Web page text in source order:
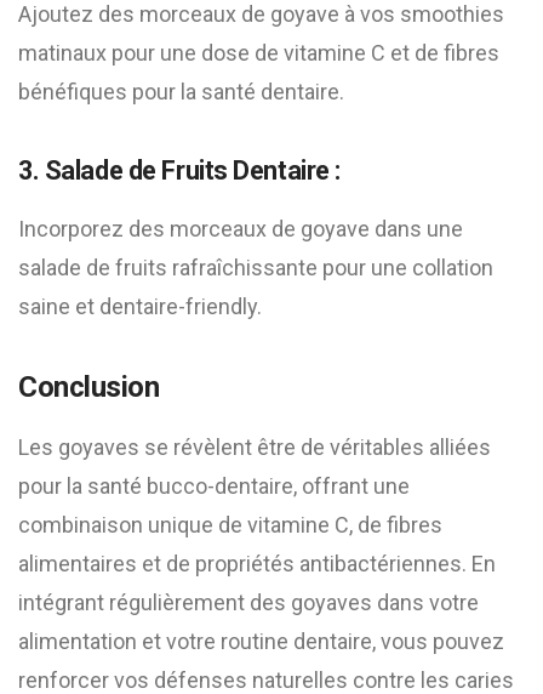
Ajoutez des morceaux de goyave à vos smoothies
matinaux pour une dose de vitamine C et de fibres
bénéfiques pour la santé dentaire.
3. Salade de Fruits Dentaire :
Incorporez des morceaux de goyave dans une
salade de fruits rafraîchissante pour une collation
saine et dentaire-friendly.
Conclusion
Les goyaves se révèlent être de véritables alliées
pour la santé bucco-dentaire, offrant une
combinaison unique de vitamine C, de fibres
alimentaires et de propriétés antibactériennes. En
intégrant régulièrement des goyaves dans votre
alimentation et votre routine dentaire, vous pouvez
renforcer vos défenses naturelles contre les caries